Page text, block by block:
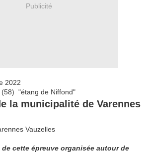
Publicité
2022
"étang de Niffond"
la municipalité de Varennes
Vauzelles
cette épreuve organisée autour de